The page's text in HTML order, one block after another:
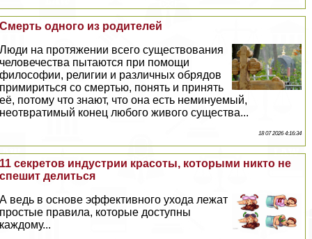
Cмepть одного из родителей
Люди на протяжении всего существования
человечества пытаются при помощи
философии, религии и различных обрядов
примириться со cмepтью, понять и принять
её, потому что знают, что она есть неминуемый,
неотвратимый конец любого живого существа...
18 07 2026 4:16:34
11 секретов индустрии красоты, которыми никто не
спешит делиться
А ведь в основе эффективного ухода лежат
простые правила, которые доступны
каждому...